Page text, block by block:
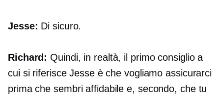
Jesse: Di sicuro.
Richard: Quindi, in realtà, il primo consiglio a
cui si riferisce Jesse è che vogliamo assicurarci
prima che sembri affidabile e, secondo, che tu